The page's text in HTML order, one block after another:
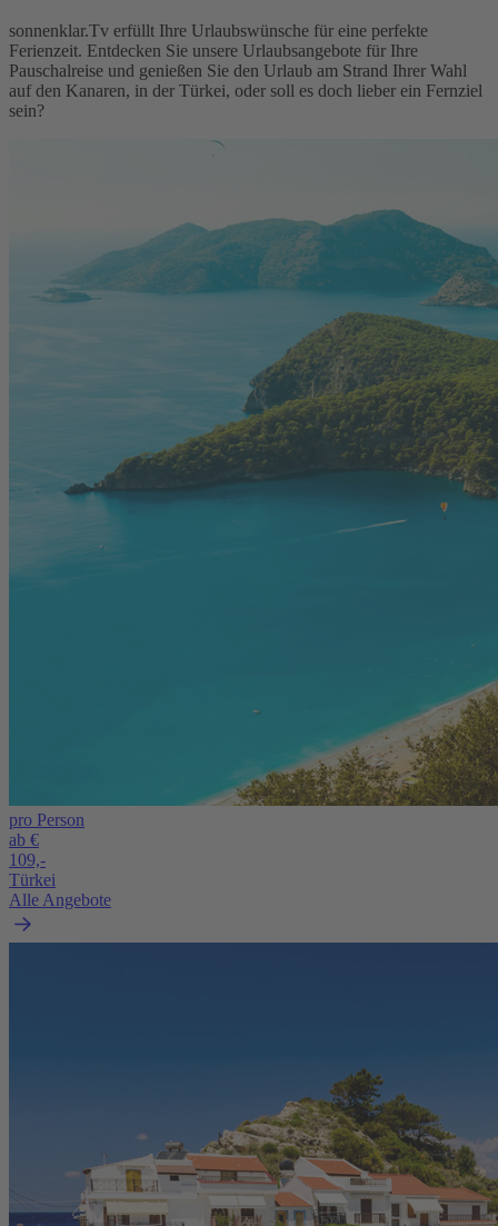
sonnenklar.Tv erfüllt Ihre Urlaubswünsche für eine perfekte
Ferienzeit. Entdecken Sie unsere Urlaubsangebote für Ihre
Pauschalreise und genießen Sie den Urlaub am Strand Ihrer Wahl
auf den Kanaren, in der Türkei, oder soll es doch lieber ein Fernziel
sein?
pro Person
ab €
109,-
Türkei
Alle Angebote